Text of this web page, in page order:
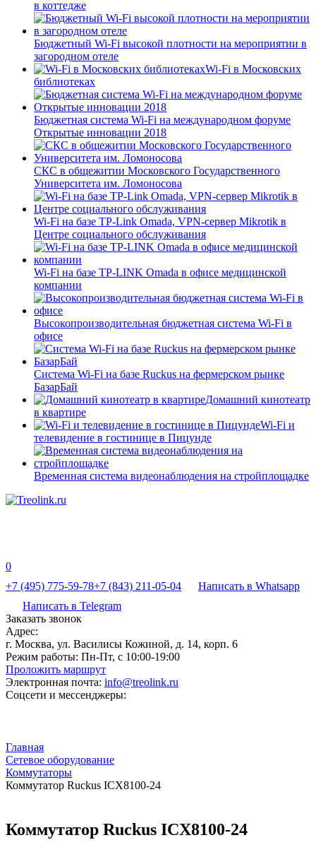
в коттедже
Бюджетный Wi-Fi высокой плотности на мероприятии в
загородном отеле
Wi-Fi в Московских
библиотеках
Бюджетная система Wi-Fi на международном форуме
Открытые инновации 2018
СКС в общежитии Московского Государственного
Университета им. Ломоносова
Wi-Fi на базе TP-Link Omada, VPN-сервер Mikrotik в
Центре социального обслуживания
Wi-Fi на базе TP-LINK Omada в офисе медицинской
компании
Высокопроизводительная бюджетная система Wi-Fi в
офисе
Система Wi-Fi на базе Ruckus на фермерском рынке
БазарБай
Домашний кинотеатр
в квартире
Wi-Fi и
телевидение в гостинице в Пицунде
Временная система видеонаблюдения на стройплощадке
0
+7 (495) 775-59-78+7 (843) 211-05-04
Написать в Whatsapp
Написать в Telegram
Заказать звонок
Адрес:
г. Москва, ул. Василисы Кожиной, д. 14, корп. 6
Режим работы: Пн-Пт, с 10:00-19:00
Проложить маршрут
Электронная почта: info@treolink.ru
Соцсети и мессенджеры:
Главная
Сетевое оборудование
Коммутаторы
Коммутатор Ruckus ICX8100-24
Коммутатор Ruckus ICX8100-24